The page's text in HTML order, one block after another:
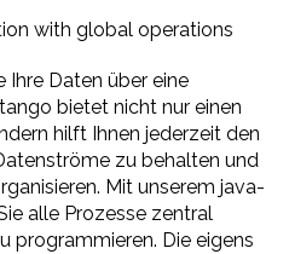
with global operations
Ihre Daten über eine
bietet nicht nur einen
hilft Ihnen jederzeit den
zu behalten und
Mit unserem java-
alle Prozesse zentral
programmieren. Die eigens